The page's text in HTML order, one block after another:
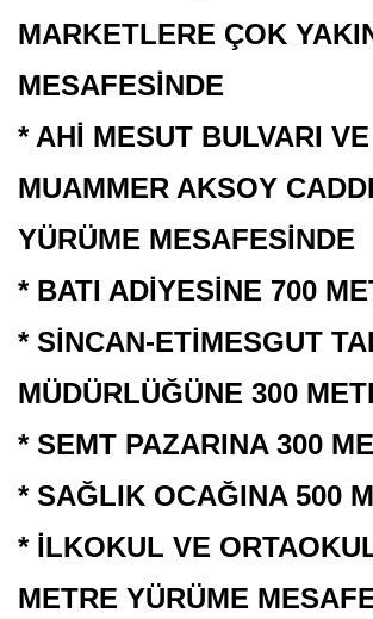
MARKETLERE ÇOK
MESAFESİNDE
* AHİ MESUT BULVARI VE
MUAMMER AKSOY
YÜRÜME MESAFESİNDE
* BATI ADİYESİNE 700
* SİNCAN-ETİMESGUT
MÜDÜRLÜĞÜNE 300
* SEMT PAZARINA 300
* SAĞLIK OCAĞINA 500
* İLKOKUL VE
METRE YÜRÜME